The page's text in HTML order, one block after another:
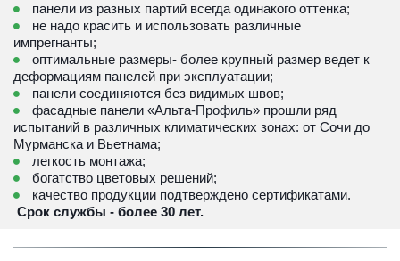
панели из разных партий всегда одинакого оттенка;
не надо красить и использовать различные
импрегнанты;
оптимальные размеры- более крупный размер ведет к
деформациям панелей при эксплуатации;
панели соединяются без видимых швов;
фасадные панели «Альта-Профиль» прошли ряд
испытаний в различных климатических зонах: от Сочи до
Мурманска и Вьетнама;
легкость монтажа;
богатство цветовых решений;
качество продукции подтверждено сертификатами.
Срок службы - более 30 лет.